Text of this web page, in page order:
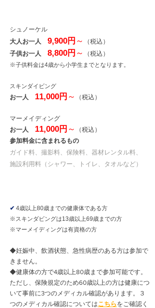
シュノーケル
大人お一人 9,900円 ～ （税込）
子供お一人 8,800円 ​～ （税込）
※子供料金は4歳から小学生までとなります。
​スキンダイビング
お一人 11,000円 ～ （税込）
​マーメイディング
お一人 11,000円 ～ （税込）
参加料金に含まれるもの
ガイド料、撮影料、保険料、器材レンタル料、
施設利用料（シャワー、トイレ、タオルなど）
✔ 4歳以上80歳までの健康体である方
※スキンダビングは13歳以上69歳までの方
​※マーメイディングは有資格の方
◆妊娠中、飲酒状態、急性病歴のある方は参加で
きません。
◆健康体の方で4歳以上80歳まで参加可能です。
ただし、保険規定のため60歳以上の方は健康につ
いて事前に3つのメディカル確認があります。３
つのメディカル確認についてはこちらをご確認く